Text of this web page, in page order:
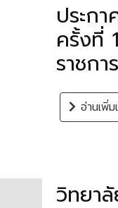
ประก
ครั้งที่
ราชกา
อ่านเพิ่
วิทยา